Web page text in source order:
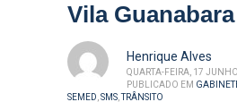
Vila Guanabara
Henrique Alves
QUARTA-FEIRA, 17
PUBLICADO EM
SEMED,SMS, TRÂNSITO